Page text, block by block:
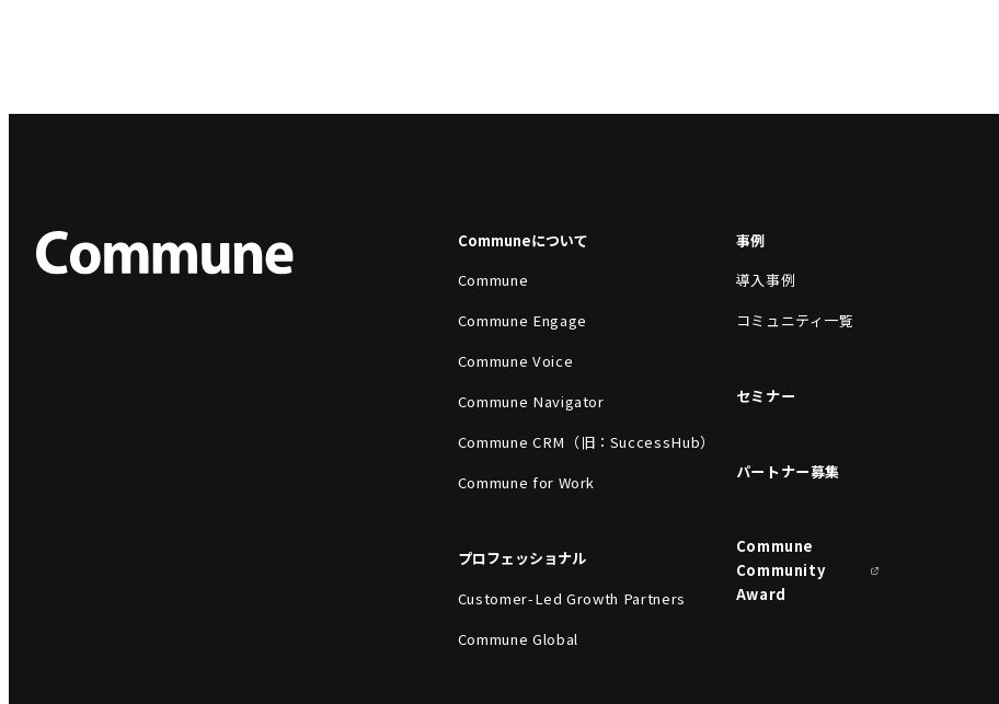
Communeについて
Commune
Commune Engage
Commune Voice
Commune Navigator
Commune CRM（旧：SuccessHub）
Commune for Work
プロフェッショナル
Customer-Led Growth Partners
Commune Global
事例
導入事例
コミュニティ一覧
セミナー
パートナー募集
Commune
Community
Award